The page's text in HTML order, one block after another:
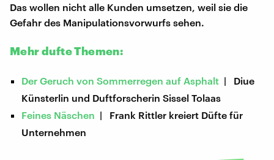
Das wollen nicht alle Kunden umsetzen, weil sie die
Gefahr des Manipulationsvorwurfs sehen.
Mehr dufte Themen:
Der Geruch von Sommerregen auf Asphalt | Diue
Künsterlin und Duftforscherin Sissel Tolaas
Feines Näschen | Frank Rittler kreiert Düfte für
Unternehmen